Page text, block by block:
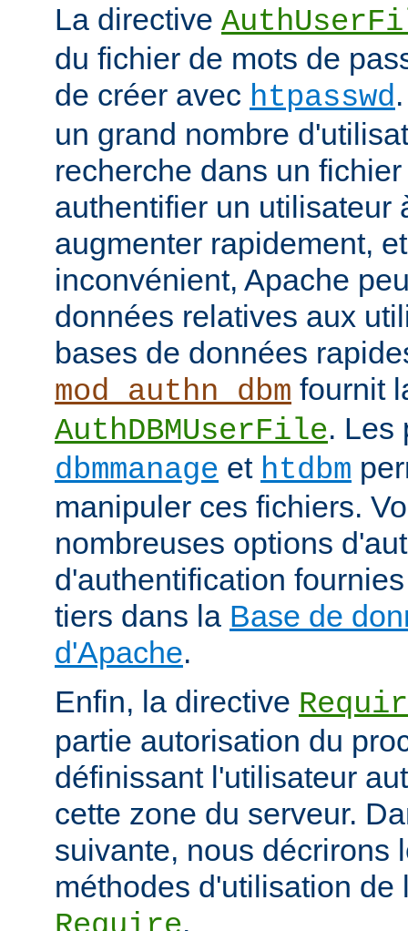
La directive
du fichier de mots de
de créer avec htpasswd
un grand nombre
recherche dans un
authentifier un utilisateur
augmenter rapidement,
inconvénient, Apache
données relatives aux
bases de données
mod_authn_dbm fournit
AuthDBMUserFile. Les
dbmmanage et htdbm
manipuler ces fichiers.
nombreuses options
d'authentification
tiers dans la Base de
d'Apache.
Enfin, la directive
partie autorisation du
définissant l'utilisateur
cette zone du serveur.
suivante, nous décrirons
méthodes d'utilisation de
.